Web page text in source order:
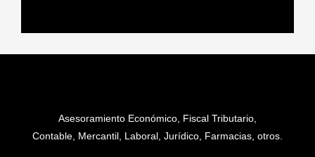
Asesoramiento Económico, Fiscal Tributario,
Contable, Mercantil, Laboral, Jurídico, Farmacias, otros.